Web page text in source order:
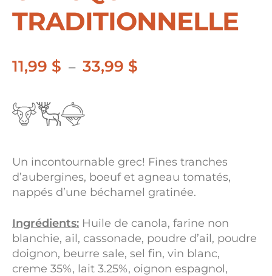
TRADITIONNELLE
11,99 $ – 33,99 $
à
33,99 $
Un incontournable grec! Fines tranches
d’aubergines, boeuf et agneau tomatés,
nappés d’une béchamel gratinée.
Ingrédients: Huile de canola, farine non
blanchie, ail, cassonade, poudre d’ail, poudre
doignon, beurre sale, sel fin, vin blanc,
creme 35%, lait 3.25%, oignon espagnol,